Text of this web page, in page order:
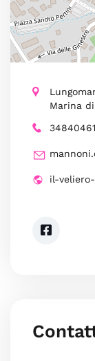
Marina
il-